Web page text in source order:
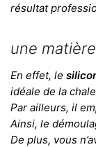
résultat
une
En effet, le
idéale de la
Par ailleurs, il
Ainsi, le
De plus, vous